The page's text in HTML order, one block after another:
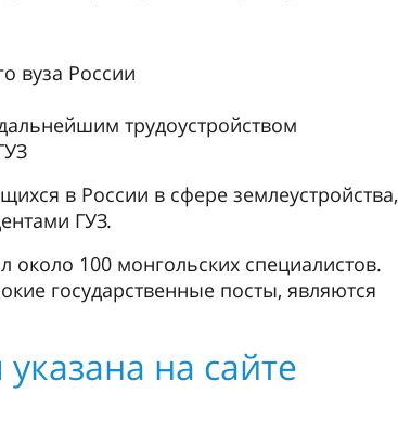
вуза России
трудоустройством
в России в сфере землеустройства,
ГУЗ.
около 100 монгольских специалистов.
государственные посты, являются
на сайте